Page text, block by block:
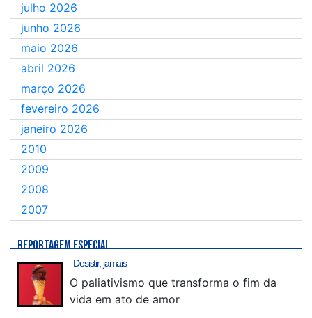
julho 2026
junho 2026
maio 2026
abril 2026
março 2026
fevereiro 2026
janeiro 2026
2010
2009
2008
2007
REPORTAGEM ESPECIAL
Desistir, jamais
O paliativismo que transforma o fim da
vida em ato de amor